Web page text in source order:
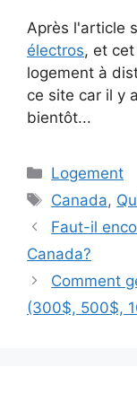
Après l'article
électros, et
logement à
ce site car il y
bientôt...
Catégories
Logement
Étiquettes
Canada,
Faut-il
Canada?
Comment
(300$, 500$,